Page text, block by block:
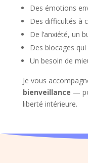
Des émotions
Des difficultés à
De l’anxiété, un
Des blocages
Un besoin de
Je vous
bienveillance —
liberté intérieure.